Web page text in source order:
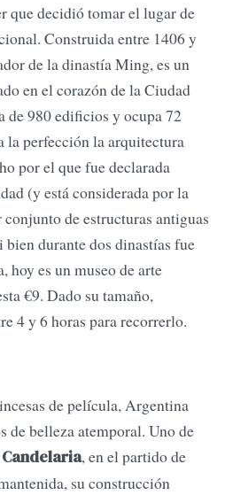
que decidió tomar el lugar de
Construida entre 1406 y
de la dinastía Ming, es un
en el corazón de la Ciudad
de 980 edificios y ocupa 72
la perfección la arquitectura
por el que fue declarada
(y está considerada por la
de estructuras antiguas
durante dos dinastías fue
es un museo de arte
€9. Dado su tamaño,
4 y 6 horas para recorrerlo.
de película, Argentina
de belleza atemporal. Uno de
, en el partido de
su construcción